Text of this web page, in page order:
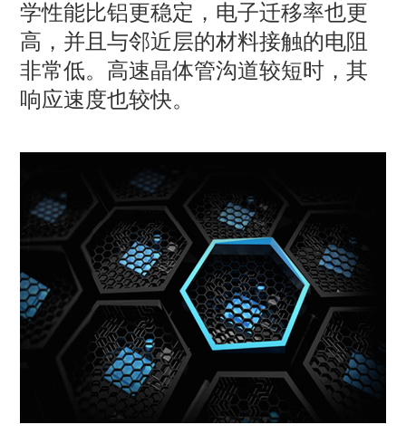
学性能比铝更稳定，电子迁移率也更
高，并且与邻近层的材料接触的电阻
非常低。高速晶体管沟道较短时，其
响应速度也较快。